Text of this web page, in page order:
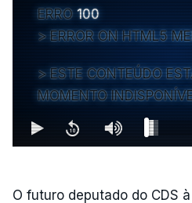
ERRO 100
ERROR ON HTML5
ESTE CONTEÚDO
MOMENTO
O futuro deputado do CDS